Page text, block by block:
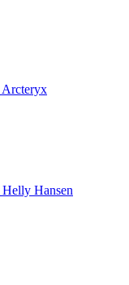
Arcteryx
Helly Hansen